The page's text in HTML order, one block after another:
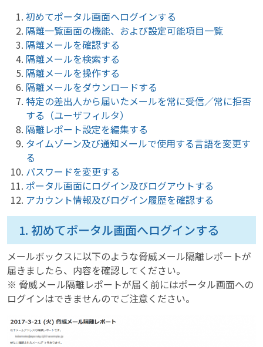
初めてポータル画面へログインする
隔離一覧画面の機能、および設定可能項目一覧
隔離メールを確認する
隔離メールを検索する
隔離メールを操作する
隔離メールをダウンロードする
特定の差出人から届いたメールを常に受信／常に拒否
する（ユーザフィルタ）
隔離レポート設定を編集する
タイムゾーン及び通知メールで使用する言語を変更す
る
パスワードを変更する
ポータル画面にログイン及びログアウトする
アカウント情報及びログイン履歴を確認する
1. 初めてポータル画面へログインする
メールボックスに以下のような脅威メール隔離レポートが
届きましたら、内容を確認してください。
※ 脅威メール隔離レポートが届く前にはポータル画面への
ログインはできませんのでご注意ください。